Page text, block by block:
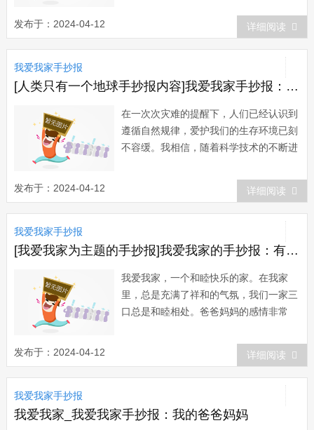
奏着家庭和睦的交响曲。老爸年近五十，
中等身材。岁月的艰辛使他过早的露出了
白发。老爸很孝顺。记得我小的时候，奶
发布于：2024-04-12 详细阅读
我爱我家手抄报
[人类只有一个地球手抄报内容]我爱我家手抄报：人类，只有一个地球
在一次次灾难的提醒下，人们已经认识到
遵循自然规律，爱护我们的生存环境已刻
不容缓。我相信，随着科学技术的不断进
护环境，保持生态平衡，灾难的发生频率
会逐渐减少。地球那副美丽的面孔又会重
新出现在我们的眼前!人类，只有一个地
球。我爱我家手抄报资料图片：爱我家手
抄报：人...
发布于：2024-04-12 详细阅读
我爱我家手抄报
[我爱我家为主题的手抄报]我爱我家的手抄报：有依靠的家
我爱我家，一个和睦快乐的家。在我家
里，总是充满了祥和的气氛，我们一家三
口总是和睦相处。爸爸妈妈的感情非常
逗得我和妈妈哈哈大笑。我是一个很懂事
的不任性的孩子，不惹爸爸妈妈生气。如
果我考试取得了好成绩，爸爸妈妈就会为
我庆祝一番，带我去吃我最爱吃的冰点，
每次我都是先...
发布于：2024-04-12 详细阅读
我爱我家手抄报
我爱我家_我爱我家手抄报：我的爸爸妈妈